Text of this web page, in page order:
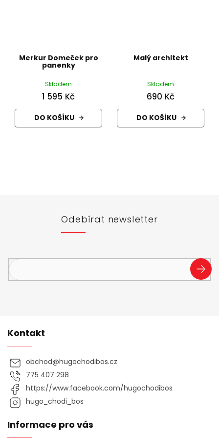
Merkur Domeček pro
panenky
Skladem
1 595 Kč
DO KOŠÍKU
Malý architekt
Skladem
690 Kč
DO KOŠÍKU
Odebírat newsletter
SE
Kontakt
obchod@hugochodibos.cz
775 407 298
https://www.facebook.com/hugochodibos
hugo_chodi_bos
Informace pro vás